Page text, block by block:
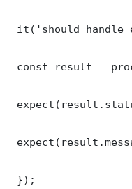
it('should handle
const result =
});